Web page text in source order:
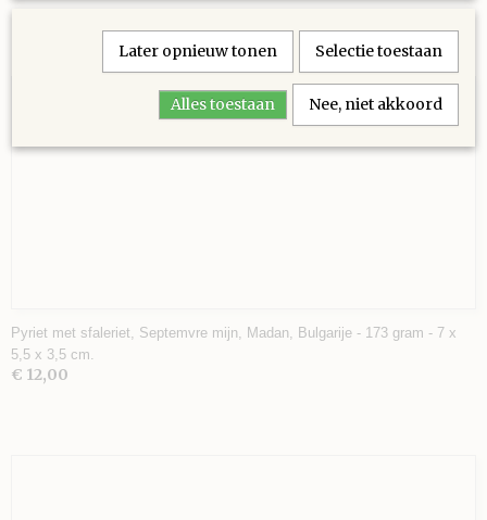
Ook interessant
Pyriet met sfaleriet, Septemvre mijn, Madan, Bulgarije - 173 gram - 7 x
5,5 x 3,5 cm.
€ 12,00
Later opnieuw tonen Selectie toestaan
Alles toestaan Nee, niet akkoord